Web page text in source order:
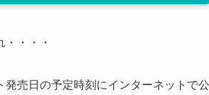
・・・
売日の予定時刻にインターネットで